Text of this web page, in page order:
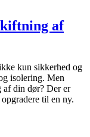
af
kun sikkerhed og
isolering. Men
af din dør? Der er
til en ny.